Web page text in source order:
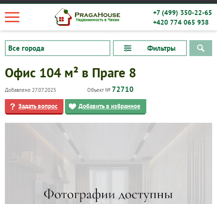
+7 (499) 350-22-65
+420 774 065 938
Фильтры
Офис 104 м² в Праге 8
Добавлено 27.07.2025 Объект № 72710
Задать вопрос Добавить в избранное